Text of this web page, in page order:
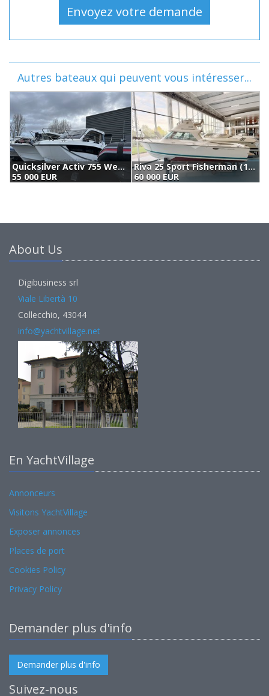
Autres bateaux qui peuvent vous intéresser...
Riva 25 Sport Fisherman (1974)
60 000 EUR
Capelli Tempest 700 (2019)
49 900 EUR
About Us
Digibusiness srl
Viale Libertà 10
Collecchio, 43044
info@yachtvillage.net
En YachtVillage
Annonceurs
Visitons YachtVillage
Exposer annonces
Places de port
Cookies Policy
Privacy Policy
Demander plus d'info
Demander plus d'info
Suivez-nous